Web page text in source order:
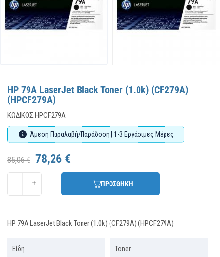
HP 79A LaserJet Black Toner (1.0k) (CF279A)
(HPCF279A)
ΚΩΔΙΚΌΣ:HPCF279A
Άμεση Παραλαβή/Παράδοση | 1-3 Εργάσιμες Μέρες
85,06 € 78,26 €
ΠΡΟΣΘΗΚΗ
HP 79A LaserJet Black Toner (1.0k) (CF279A) (HPCF279A)
Είδη Toner